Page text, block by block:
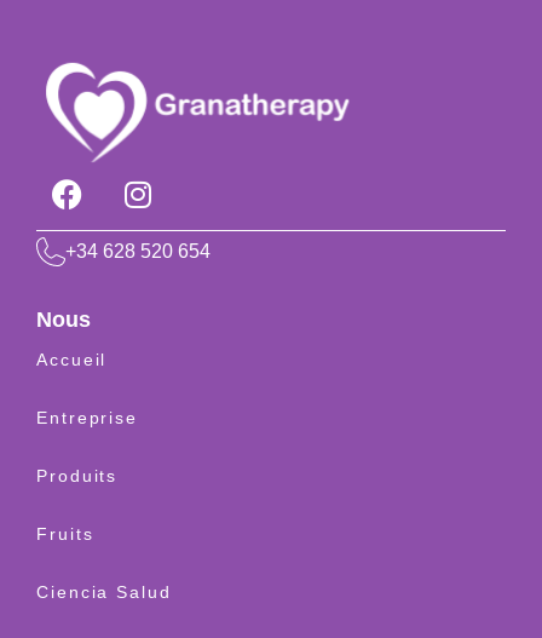
+34 628 520 654
Nous
Accueil
Entreprise
Produits
Fruits
Ciencia Salud